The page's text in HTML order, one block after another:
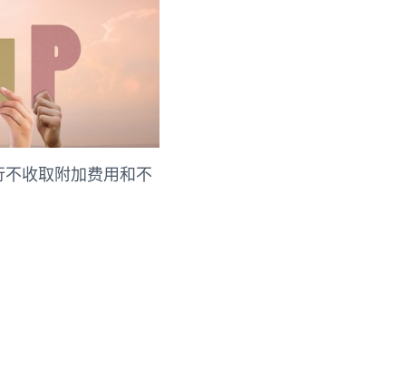
收取附加费用和不